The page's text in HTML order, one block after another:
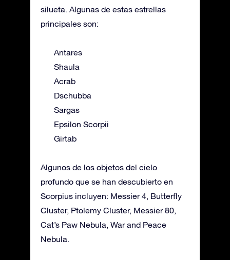
silueta. Algunas de estas estrellas
principales son:
Antares
Shaula
Acrab
Dschubba
Sargas
Epsilon Scorpii
Girtab
Algunos de los objetos del cielo
profundo que se han descubierto en
Scorpius incluyen: Messier 4, Butterfly
Cluster, Ptolemy Cluster, Messier 80,
Cat’s Paw Nebula, War and Peace
Nebula.